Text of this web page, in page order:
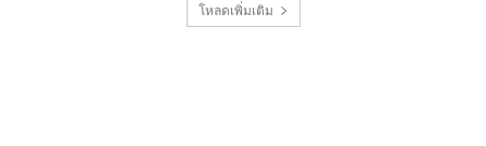
โหลดเพิ่มเติม